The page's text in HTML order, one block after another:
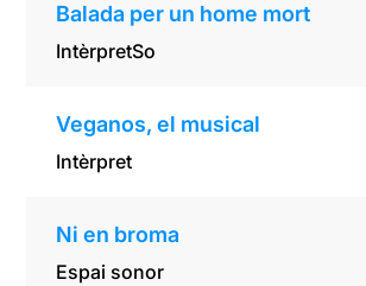
Balada per un home mort
IntèrpretSo
Veganos, el musical
Intèrpret
Ni en broma
Espai sonor